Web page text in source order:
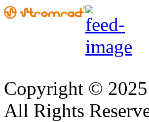
Copyright ©
All Rights